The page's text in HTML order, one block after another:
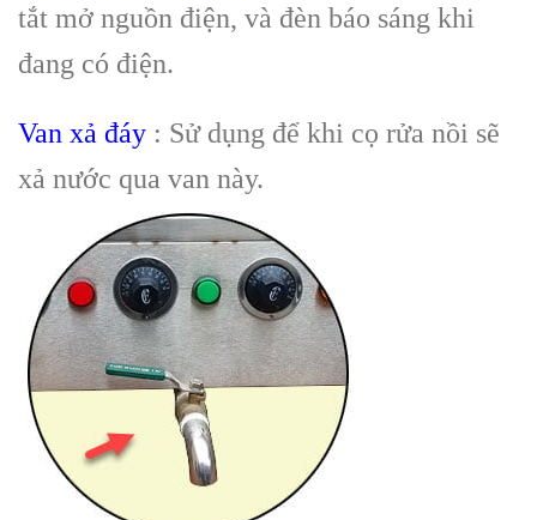
tắt mở nguồn điện, và đèn báo sáng khi
đang có điện.
Van xả đáy : Sử dụng để khi cọ rửa nồi sẽ
xả nước qua van này.